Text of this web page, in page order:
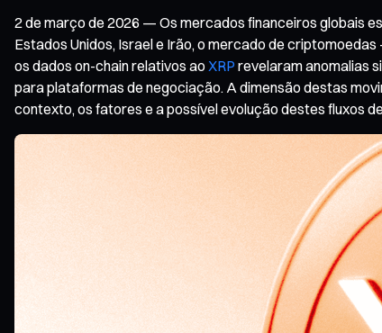
2 de março de 2026 — Os mercados financeiros globais
Estados Unidos, Israel e Irão, o mercado de
os dados on-chain relativos ao XRP revelaram anomalias
para plataformas de negociação. A dimensão destas
contexto, os fatores e a possível evolução destes fluxos